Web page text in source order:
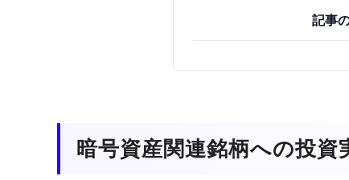
記事
暗号資産関連銘柄への投資